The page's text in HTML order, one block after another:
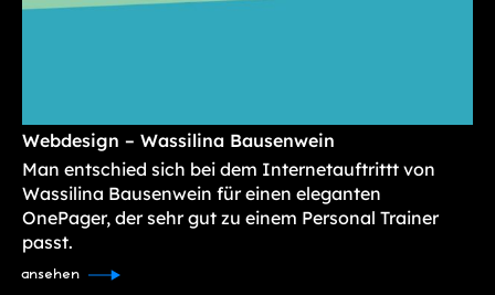
Webdesign – Wassilina Bausenwein
Man entschied sich bei dem Internetauftrittt von
Wassilina Bausenwein für einen eleganten
OnePager, der sehr gut zu einem Personal Trainer
passt.
ansehen